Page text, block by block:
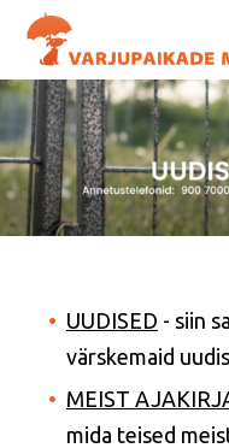
UUDISED - siin
värskemaid
MEIST
mida teised